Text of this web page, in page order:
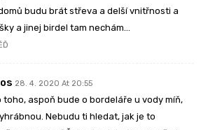
budu brát střeva a delší vnitřnosti a
a jinej birdel tam nechám…
28. 4. 2020 At 20:55
toho, aspoň bude o bordeláře u vody míň,
Nebudu ti hledat, jak je to